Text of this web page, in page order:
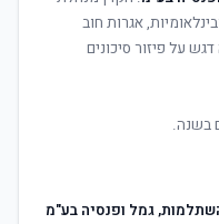
אגרות חוב
על פיזור סיכונים
בשנה.
גמל ופנסיה בע"מ